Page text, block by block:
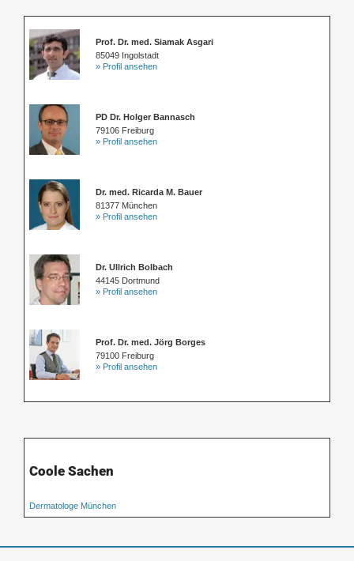
Prof. Dr. med. Siamak Asgari
85049 Ingolstadt
» Profil ansehen
PD Dr. Holger Bannasch
79106 Freiburg
» Profil ansehen
Dr. med. Ricarda M. Bauer
81377 München
» Profil ansehen
Dr. Ullrich Bolbach
44145 Dortmund
» Profil ansehen
Prof. Dr. med. Jörg Borges
79100 Freiburg
» Profil ansehen
Coole Sachen
Dermatologe München